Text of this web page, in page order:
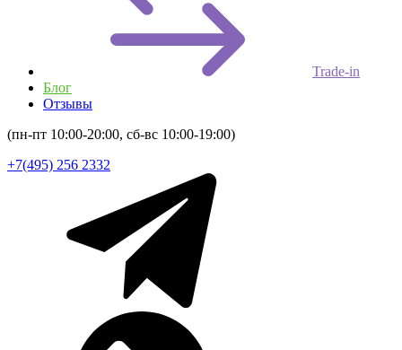
Trade-in
Блог
Отзывы
(пн-пт 10:00-20:00, сб-вс 10:00-19:00)
+7(495) 256 2332